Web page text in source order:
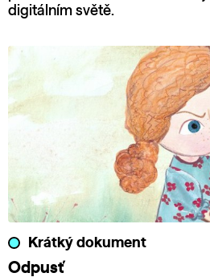
digitálním světě.
Krátký dokument
Odpusť